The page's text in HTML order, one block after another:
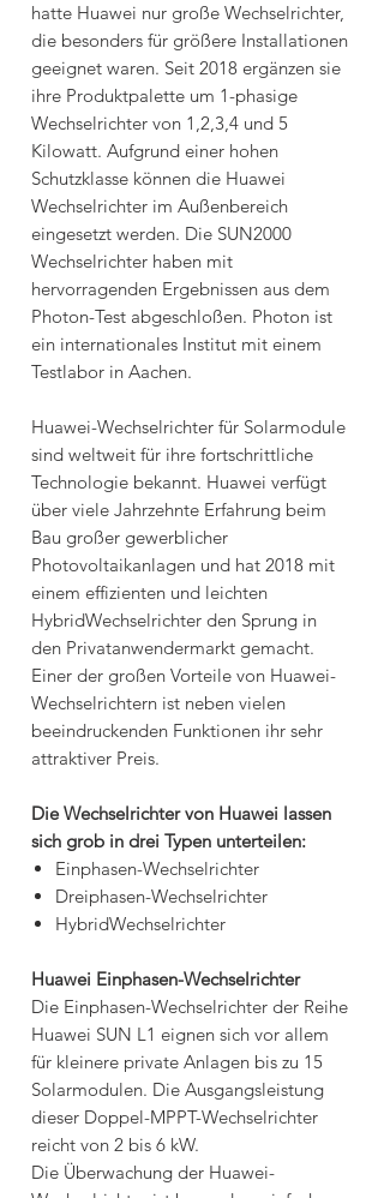
hatte Huawei nur große Wechselrichter,
die besonders für größere Installationen
geeignet waren. Seit 2018 ergänzen sie
ihre Produktpalette um 1-phasige
Wechselrichter von 1,2,3,4 und 5
Kilowatt. Aufgrund einer hohen
Schutzklasse können die Huawei
Wechselrichter im Außenbereich
eingesetzt werden. Die SUN2000
Wechselrichter haben mit
hervorragenden Ergebnissen aus dem
Photon-Test abgeschloßen. Photon ist
ein internationales Institut mit einem
Testlabor in Aachen.
Huawei-Wechselrichter für Solarmodule
sind weltweit für ihre fortschrittliche
Technologie bekannt. Huawei verfügt
über viele Jahrzehnte Erfahrung beim
Bau großer gewerblicher
Photovoltaikanlagen und hat 2018 mit
einem effizienten und leichten
HybridWechselrichter den Sprung in
den Privatanwendermarkt gemacht.
Einer der großen Vorteile von Huawei-
Wechselrichtern ist neben vielen
beeindruckenden Funktionen ihr sehr
attraktiver Preis.
Die Wechselrichter von Huawei lassen
sich grob in drei Typen unterteilen:
Einphasen-Wechselrichter
Dreiphasen-Wechselrichter
HybridWechselrichter
Huawei Einphasen-Wechselrichter
Die Einphasen-Wechselrichter der Reihe
Huawei SUN L1 eignen sich vor allem
für kleinere private Anlagen bis zu 15
Solarmodulen. Die Ausgangsleistung
dieser Doppel-MPPT-Wechselrichter
reicht von 2 bis 6 kW.
Die Überwachung der Huawei-